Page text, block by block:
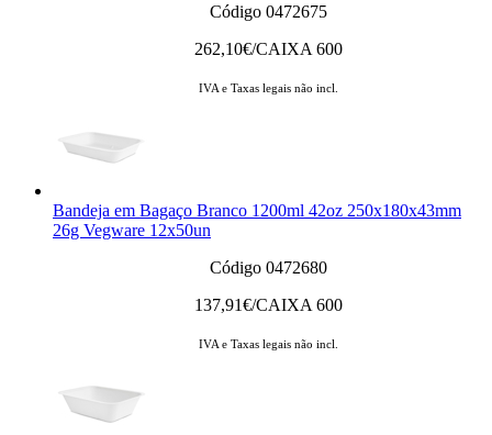
Código 0472675
262,10€/CAIXA 600
IVA e Taxas legais não incl.
Bandeja em Bagaço Branco 1200ml 42oz 250x180x43mm
26g Vegware 12x50un
Código 0472680
137,91€/CAIXA 600
IVA e Taxas legais não incl.